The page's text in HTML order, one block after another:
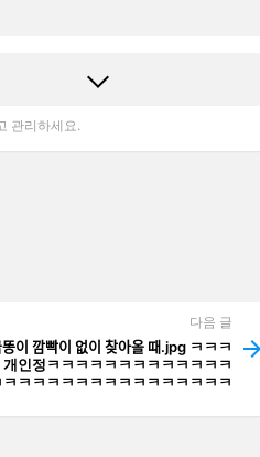
관리하세요.
다음 글
깜빡이 없이 찾아올 때.jpg ㅋㅋㅋ
ㅋㅋㅋㅋㅋㅋㅋㅋㅋㅋㅋㅋㅋ
ㅋㅋㅋㅋㅋㅋㅋㅋㅋㅋㅋㅋㅋㅋㅋㅋ